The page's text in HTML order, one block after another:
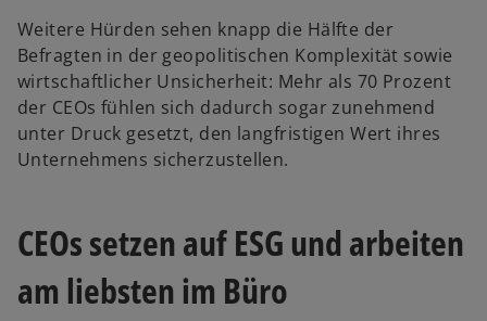
Weitere Hürden sehen knapp die Hälfte der
Befragten in der geopolitischen Komplexität sowie
wirtschaftlicher Unsicherheit: Mehr als 70 Prozent
der CEOs fühlen sich dadurch sogar zunehmend
unter Druck gesetzt, den langfristigen Wert ihres
Unternehmens sicherzustellen.
CEOs setzen auf ESG und arbeiten
am liebsten im Büro